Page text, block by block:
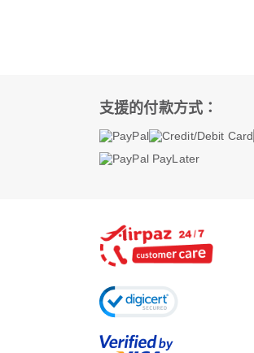
支援的付款方式：